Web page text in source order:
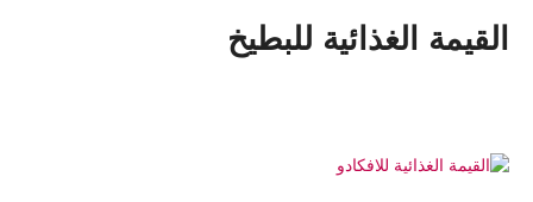
القيمة الغذائية للبطيخ